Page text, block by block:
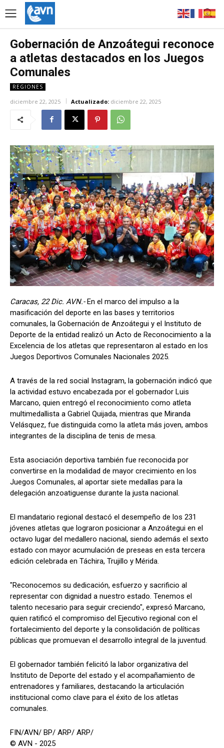
Gobernación de Anzoátegui reconoce
a atletas destacados en los Juegos
Comunales
REGIONES
diciembre 22, 2025 Actualizado: diciembre 22, 2025
Caracas, 22 Dic. AVN.-En el marco del impulso a la
masificación del deporte en las bases y territorios
comunales, la Gobernación de Anzoátegui y el Instituto de
Deporte de la entidad realizó un Acto de Reconocimiento a la
Excelencia de los atletas que representaron al estado en los
Juegos Deportivos Comunales Nacionales 2025.
A través de la red social Instagram, la gobernación indicó que
la actividad estuvo encabezada por el gobernador Luis
Marcano, quien entregó el reconocimiento como atleta
multimedallista a Gabriel Quijada, mientras que Miranda
Velásquez, fue distinguida como la atleta más joven, ambos
integrantes de la disciplina de tenis de mesa.
Esta asociación deportiva también fue reconocida por
convertirse en la modalidad de mayor crecimiento en los
Juegos Comunales, al aportar siete medallas para la
delegación anzoatiguense durante la justa nacional.
El mandatario regional destacó el desempeño de los 231
jóvenes atletas que lograron posicionar a Anzoátegui en el
octavo lugar del medallero nacional, siendo además el sexto
estado con mayor acumulación de preseas en esta tercera
edición celebrada en Táchira, Trujillo y Mérida.
"Reconocemos su dedicación, esfuerzo y sacrificio al
representar con dignidad a nuestro estado. Tenemos el
talento necesario para seguir creciendo", expresó Marcano,
quien ratificó el compromiso del Ejecutivo regional con el
fortalecimiento del deporte y la consolidación de políticas
públicas que promuevan el desarrollo integral de la juventud.
El gobernador también felicitó la labor organizativa del
Instituto de Deporte del estado y el acompañamiento de
entrenadores y familiares, destacando la articulación
institucional como clave para el éxito de los atletas
comunales.
FIN/AVN/ BP/ ARP/ ARP/
© AVN - 2025